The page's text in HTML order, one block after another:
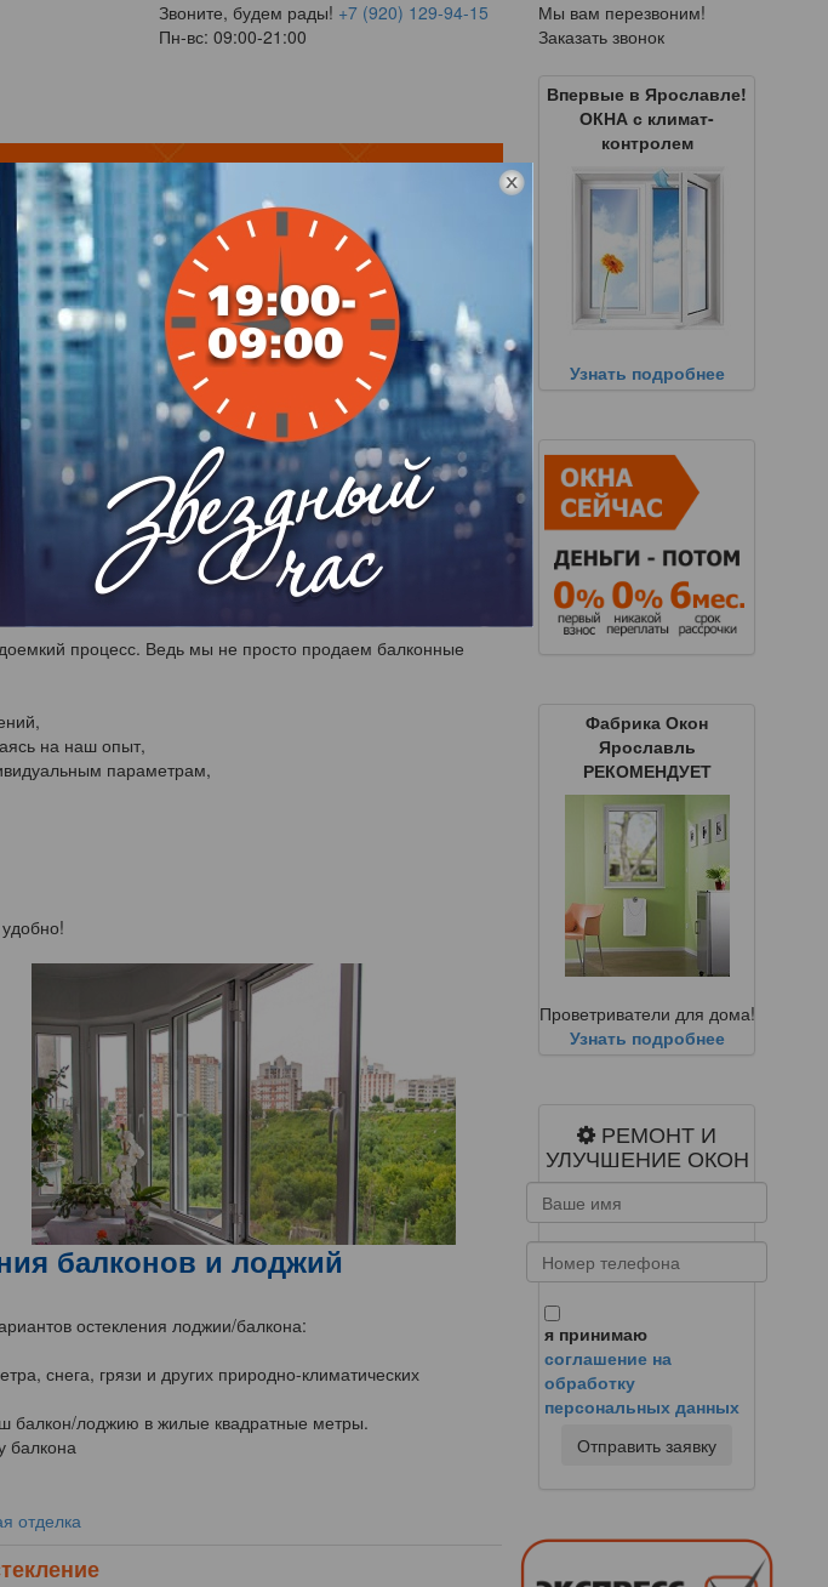
Звоните, будем рады! +7 (920) 129-94-15
Пн-вс: 09:00-21:00
Мы вам перезвоним!
Заказать звонок
уют на своем балконе!
Сегодня наша компания занимает лидирующие
процесс. Ведь мы не просто продаем балконные
на наш опыт,
параметрам,
балконов и лоджий
остекления лоджии/балкона:
снега, грязи и других природно-климатических
балкон/лоджию в жилые квадратные метры.
балкона
отделка
Впервые в Ярославле!
ОКНА с климат-
контролем
Узнать подробнее
Фабрика Окон
Ярославль
РЕКОМЕНДУЕТ
Проветриватели для дома!
Узнать подробнее
РЕМОНТ И
УЛУЧШЕНИЕ ОКОН
я принимаю
соглашение на
обработку
персональных данных
Отправить заявку